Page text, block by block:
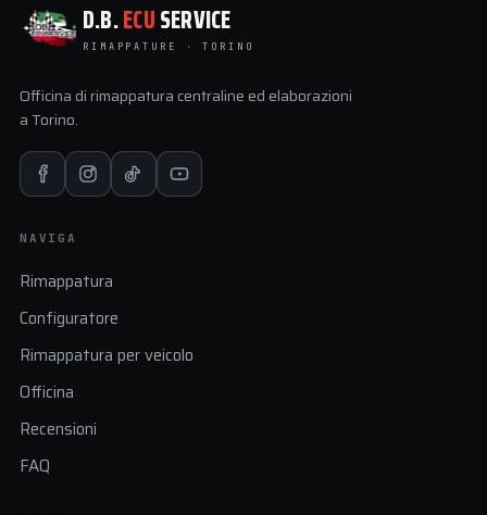
D.B.ECUSERVICE
RIMAPPATURE · TORINO
Officina di rimappatura centraline ed elaborazioni
a Torino.
NAVIGA
Rimappatura
Configuratore
Rimappatura per veicolo
Officina
Recensioni
FAQ